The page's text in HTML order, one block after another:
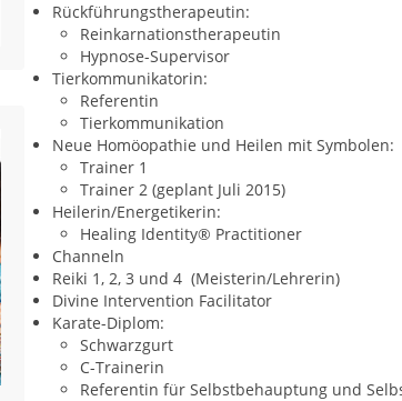
Rückführungstherapeutin:
Reinkarnationstherapeutin
Hypnose-Supervisor
Tierkommunikatorin:
Referentin
Tierkommunikation
Neue Homöopathie und Heilen mit Symbolen:
Trainer 1
Trainer 2 (geplant Juli 2015)
Heilerin/Energetikerin:
Healing Identity® Practitioner
Channeln
Reiki 1, 2, 3 und 4 (Meisterin/Lehrerin)
Divine Intervention Facilitator
Karate-Diplom:
Schwarzgurt
C-Trainerin
Referentin für Selbstbehauptung und